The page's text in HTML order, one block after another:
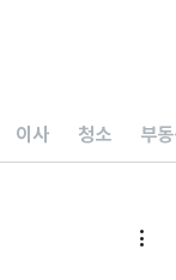
이사 청소 부
